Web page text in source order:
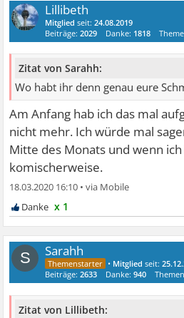
Lillibeth
Mitglied seit:24.08.2019
Beiträge:2029 Danke: 1818
Zitat von Sarahh:
Wo habt ihr denn genau eure
Am Anfang hab ich das mal
nicht mehr. Ich würde mal
Mitte des Monats und wenn
komischerweise.
18.03.2020 16:10 •
x 1
S Sarahh
• Mitglied seit:
Beiträge:2633 Danke:940
Zitat von Lillibeth: